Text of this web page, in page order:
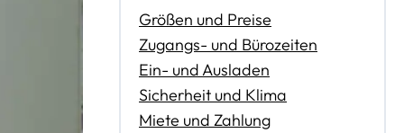
Größen und Preise
Zugangs- und Bürozeiten
Ein- und Ausladen
Sicherheit und Klima
Miete und Zahlung